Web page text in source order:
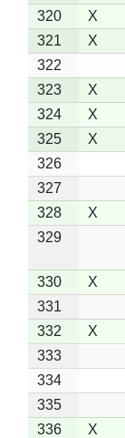
320
X
321
X
322
323
X
324
X
325
X
326
327
328
X
329
330
X
331
332
X
333
334
335
336
X